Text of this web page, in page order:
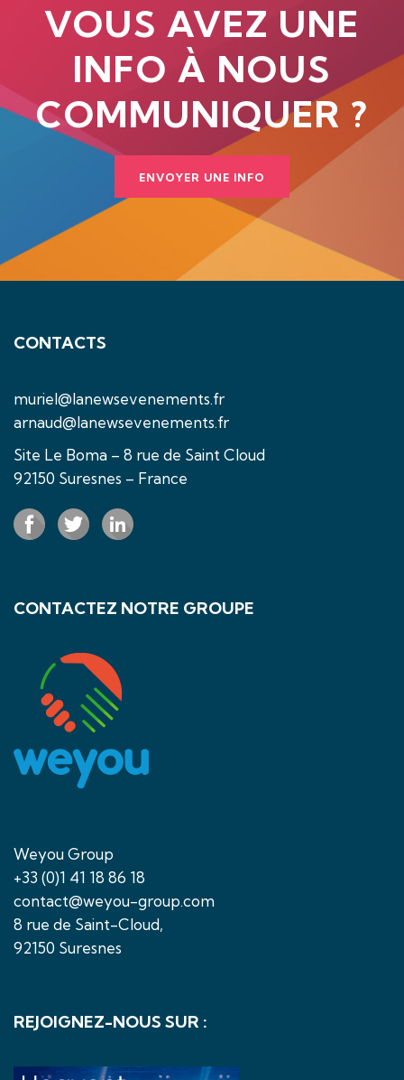
VOUS AVEZ UNE
INFO À NOUS
COMMUNIQUER ?
ENVOYER UNE INFO
CONTACTS
muriel@lanewsevenements.fr
arnaud@lanewsevenements.fr
Site Le Boma – 8 rue de Saint Cloud
92150 Suresnes – France
CONTACTEZ NOTRE GROUPE
Weyou Group
+33 (0)1 41 18 86 18
contact@weyou-group.com
8 rue de Saint-Cloud,
92150 Suresnes
REJOIGNEZ-NOUS SUR :